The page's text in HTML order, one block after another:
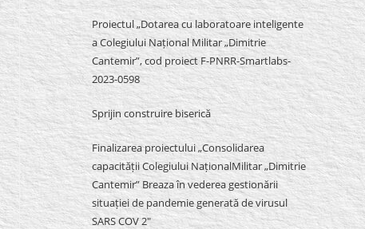
Proiectul „Dotarea cu laboratoare inteligente
a Colegiului Național Militar „Dimitrie
Cantemir”, cod proiect F-PNRR-Smartlabs-
2023-0598
Sprijin construire biserică
Finalizarea proiectului „Consolidarea
capacității Colegiului NaționalMilitar „Dimitrie
Cantemir” Breaza în vederea gestionării
situației de pandemie generată de virusul
SARS COV 2″